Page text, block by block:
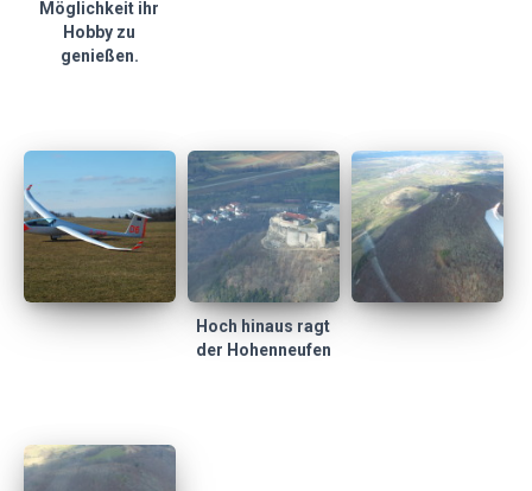
Möglichkeit ihr
Hobby zu
genießen.
Hoch hinaus ragt
der Hohenneufen